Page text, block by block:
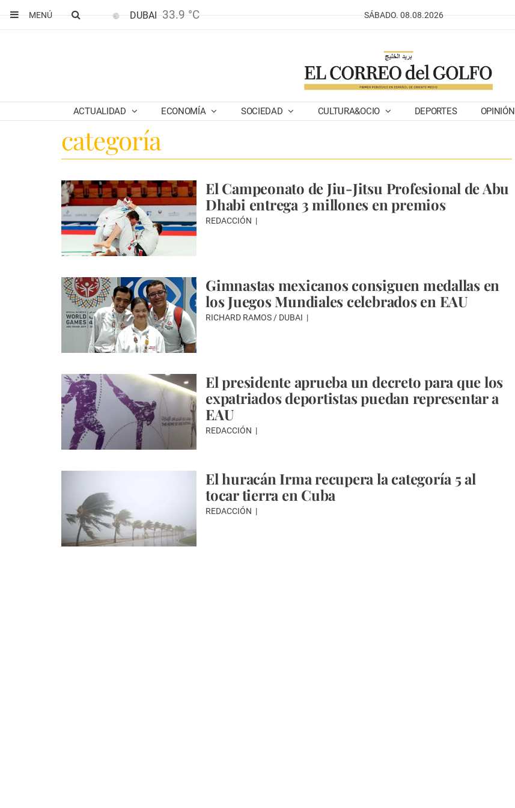
MENÚ
DUBAI 33.9 °C SÁBADO. 08.08.2026
ACTUALIDAD ECONOMÍA SOCIEDAD CULTURA&OCIO DEPORTES OPINIÓN
categoría
El Campeonato de Jiu-Jitsu Profesional de Abu
Dhabi entrega 3 millones en premios
REDACCIÓN
Gimnastas mexicanos consiguen medallas en
los Juegos Mundiales celebrados en EAU
RICHARD RAMOS / DUBAI
El presidente aprueba un decreto para que los
expatriados deportistas puedan representar a
EAU
REDACCIÓN
El huracán Irma recupera la categoría 5 al
tocar tierra en Cuba
REDACCIÓN